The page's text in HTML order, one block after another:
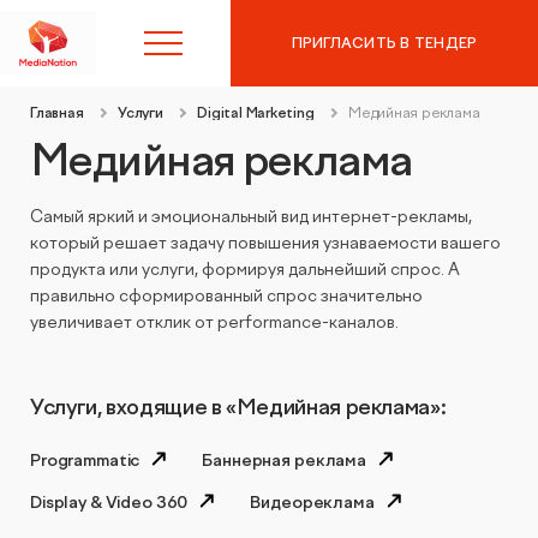
Контекстная реклама в
Яндекс.Директ
Аудит контекстной рекламы
SEO-продвижение
Вывод сайта из-под фильтров и санкций
GEO-продвижение
Digital Marketing
Комплексный digital-маркетинг
Веб-аналитика
8 (495) 215-10-97
ПРИГЛАСИТЬ В ТЕНДЕР
Главная Услуги Digital Marketing Медийная реклама
Медийная реклама
Самый яркий и эмоциональный вид интернет-рекламы,
который решает задачу повышения узнаваемости вашего
продукта или услуги, формируя дальнейший спрос. А
правильно сформированный спрос значительно
увеличивает отклик от performance-каналов.
Услуги, входящие в «Медийная реклама»:
Programmatic
Баннерная реклама
Display & Video 360
Видеореклама